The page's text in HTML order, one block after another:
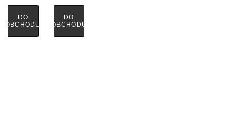
DO
OBCHODU
DO
OBCHODU